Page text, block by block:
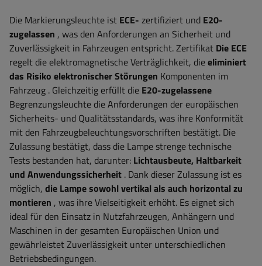
Die Markierungsleuchte ist ECE- zertifiziert und E20-
zugelassen , was den Anforderungen an Sicherheit und
Zuverlässigkeit in Fahrzeugen entspricht. Zertifikat Die ECE
regelt die elektromagnetische Verträglichkeit, dieeliminiert
das Risiko elektronischer Störungen Komponenten im
Fahrzeug . Gleichzeitig erfüllt die E20-zugelassene
Begrenzungsleuchte die Anforderungen der europäischen
Sicherheits- und Qualitätsstandards, was ihre Konformität
mit den Fahrzeugbeleuchtungsvorschriften bestätigt. Die
Zulassung bestätigt, dass die Lampe strenge technische
Tests bestanden hat, darunter: Lichtausbeute, Haltbarkeit
und Anwendungssicherheit . Dank dieser Zulassung ist es
möglich, die Lampe sowohl vertikal als auch horizontal zu
montieren , was ihre Vielseitigkeit erhöht. Es eignet sich
ideal für den Einsatz in Nutzfahrzeugen, Anhängern und
Maschinen in der gesamten Europäischen Union und
gewährleistet Zuverlässigkeit unter unterschiedlichen
Betriebsbedingungen.